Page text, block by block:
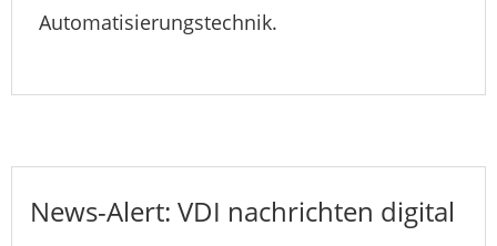
Automatisierungstechnik.
News-Alert: VDI nachrichten digital